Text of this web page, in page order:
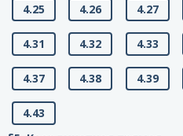
4.25 4.26 4.27
4.31 4.32 4.33
4.37 4.38 4.39
4.43